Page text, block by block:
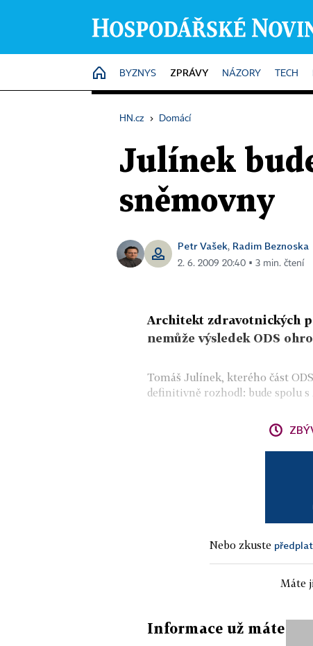
HOME
BYZNYS ZPRÁVY NÁZORY TECH
HN.cz › Domácí
Julínek
sněmovny
Petr Vašek, Radim Beznoska
2. 6. 2009 20:40 ▪ 3 min. čtení
Architekt zdravotnických
nemůže výsledek ODS
Tomáš Julínek, kterého část
definitivně rozhodl: bude spolu
Nebo zkuste
Máte
Informace už máte